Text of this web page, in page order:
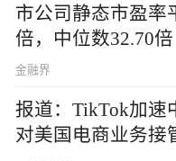
市公司静态市盈率
倍，中位数32.70倍
金融界
报道：TikTok加速
对美国电商业务接